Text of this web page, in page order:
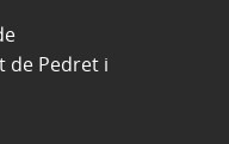
de Pedret i